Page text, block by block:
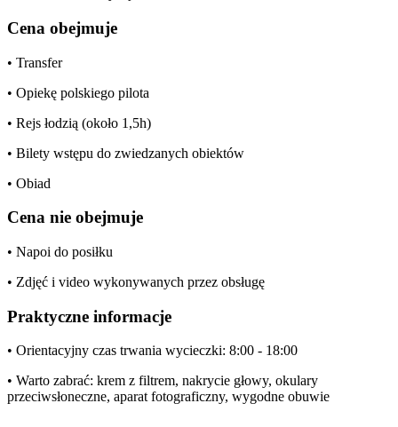
Cena obejmuje
• Transfer
• Opiekę polskiego pilota
• Rejs łodzią (około 1,5h)
• Bilety wstępu do zwiedzanych obiektów
• Obiad
Cena nie obejmuje
• Napoi do posiłku
• Zdjęć i video wykonywanych przez obsługę
Praktyczne informacje
• Orientacyjny czas trwania wycieczki: 8:00 - 18:00
• Warto zabrać: krem z filtrem, nakrycie głowy, okulary
przeciwsłoneczne, aparat fotograficzny, wygodne obuwie